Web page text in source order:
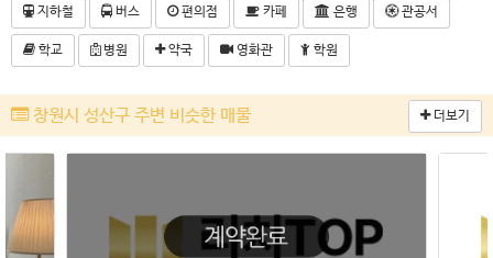
지하철 버스 편의점 카페 은행 관공서
학교 병원 약국 영화관 학원
더보기
창원시 성산구 주변 비슷한 매물